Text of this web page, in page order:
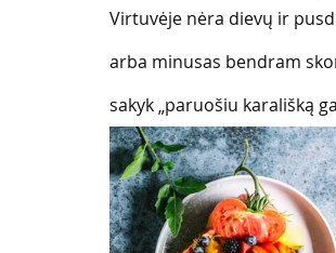
Virtuvėje nėra dievų ir
arba minusas bendram
sakyk „paruošiu karališką